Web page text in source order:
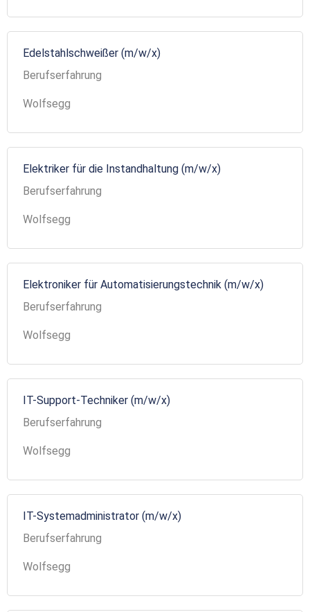
Edelstahlschweißer (m/w/x)
Berufserfahrung
Wolfsegg
Elektriker für die Instandhaltung (m/w/x)
Berufserfahrung
Wolfsegg
Elektroniker für Automatisierungstechnik (m/w/x)
Berufserfahrung
Wolfsegg
IT-Support-Techniker (m/w/x)
Berufserfahrung
Wolfsegg
IT-Systemadministrator (m/w/x)
Berufserfahrung
Wolfsegg